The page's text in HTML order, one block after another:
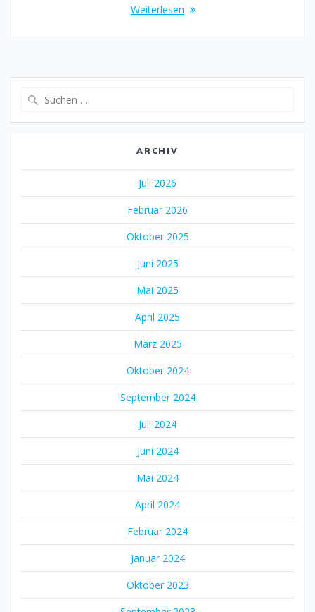
Weiterlesen
ARCHIV
Juli 2026
Februar 2026
Oktober 2025
Juni 2025
Mai 2025
April 2025
März 2025
Oktober 2024
September 2024
Juli 2024
Juni 2024
Mai 2024
April 2024
Februar 2024
Januar 2024
Oktober 2023